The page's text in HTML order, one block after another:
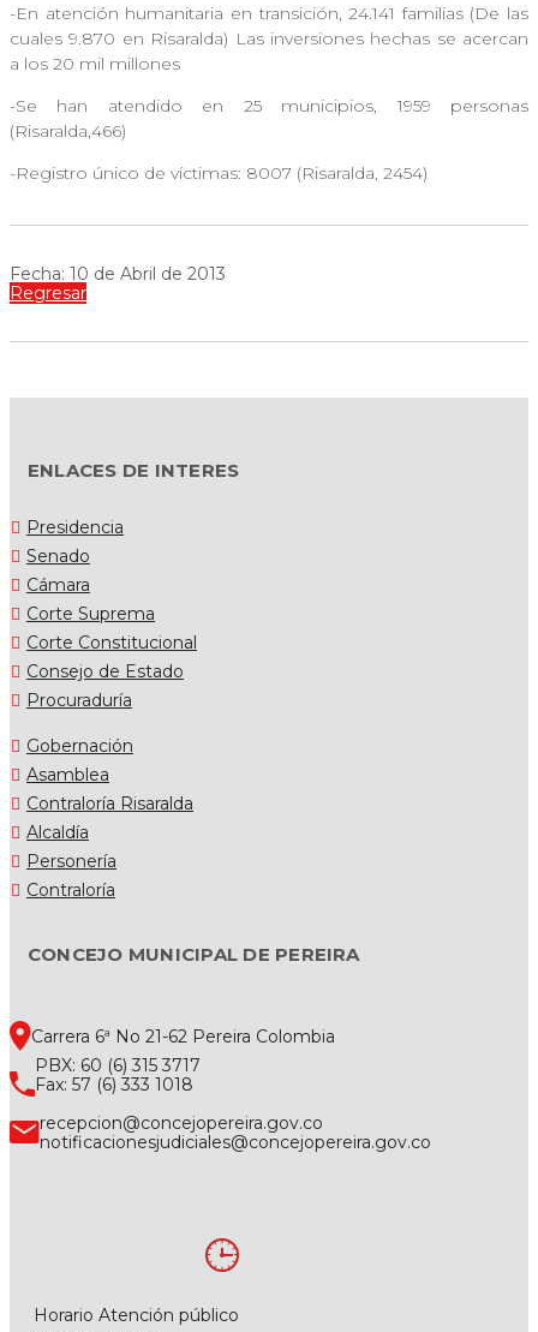
-En atención humanitaria en transición, 24.141 familias (De las
cuales 9.870 en Risaralda) Las inversiones hechas se acercan
a los 20 mil millones
-Se han atendido en 25 municipios, 1959 personas
(Risaralda,466)
-Registro único de víctimas: 8007 (Risaralda, 2454)
Fecha: 10 de Abril de 2013
Regresar
ENLACES DE INTERES
Presidencia
Senado
Cámara
Corte Suprema
Corte Constitucional
Consejo de Estado
Procuraduría
Gobernación
Asamblea
Contraloría Risaralda
Alcaldía
Personería
Contraloría
CONCEJO MUNICIPAL DE PEREIRA
Carrera 6ª No 21-62 Pereira Colombia
PBX: 60 (6) 315 3717
Fax: 57 (6) 333 1018
recepcion@concejopereira.gov.co
notificacionesjudiciales@concejopereira.gov.co
Horario Atención público